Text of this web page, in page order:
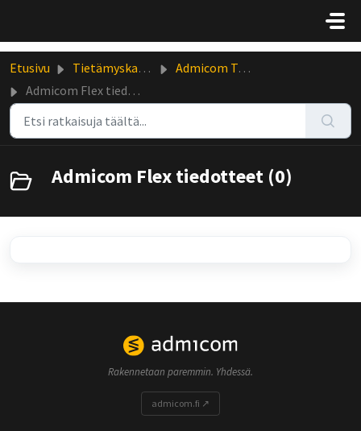
Etusivu Tietämyskanta
Admicom Tuotetiedotteet
Admicom Flex tiedotteet
Admicom Flex tiedotteet (0)
Rakennetaan paremmin. Yhdessä.
admicom.fi ↗